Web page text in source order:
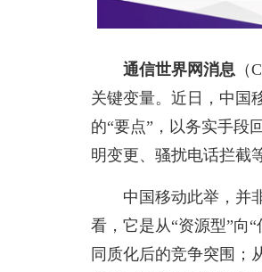
通信世界网消息 （
关键变量。近日，中国
的“要点”，以务实手段
明变更、骚扰电话拦截
中国移动此举，并
看，它是从“资源型”向
同质化后的竞争突围；